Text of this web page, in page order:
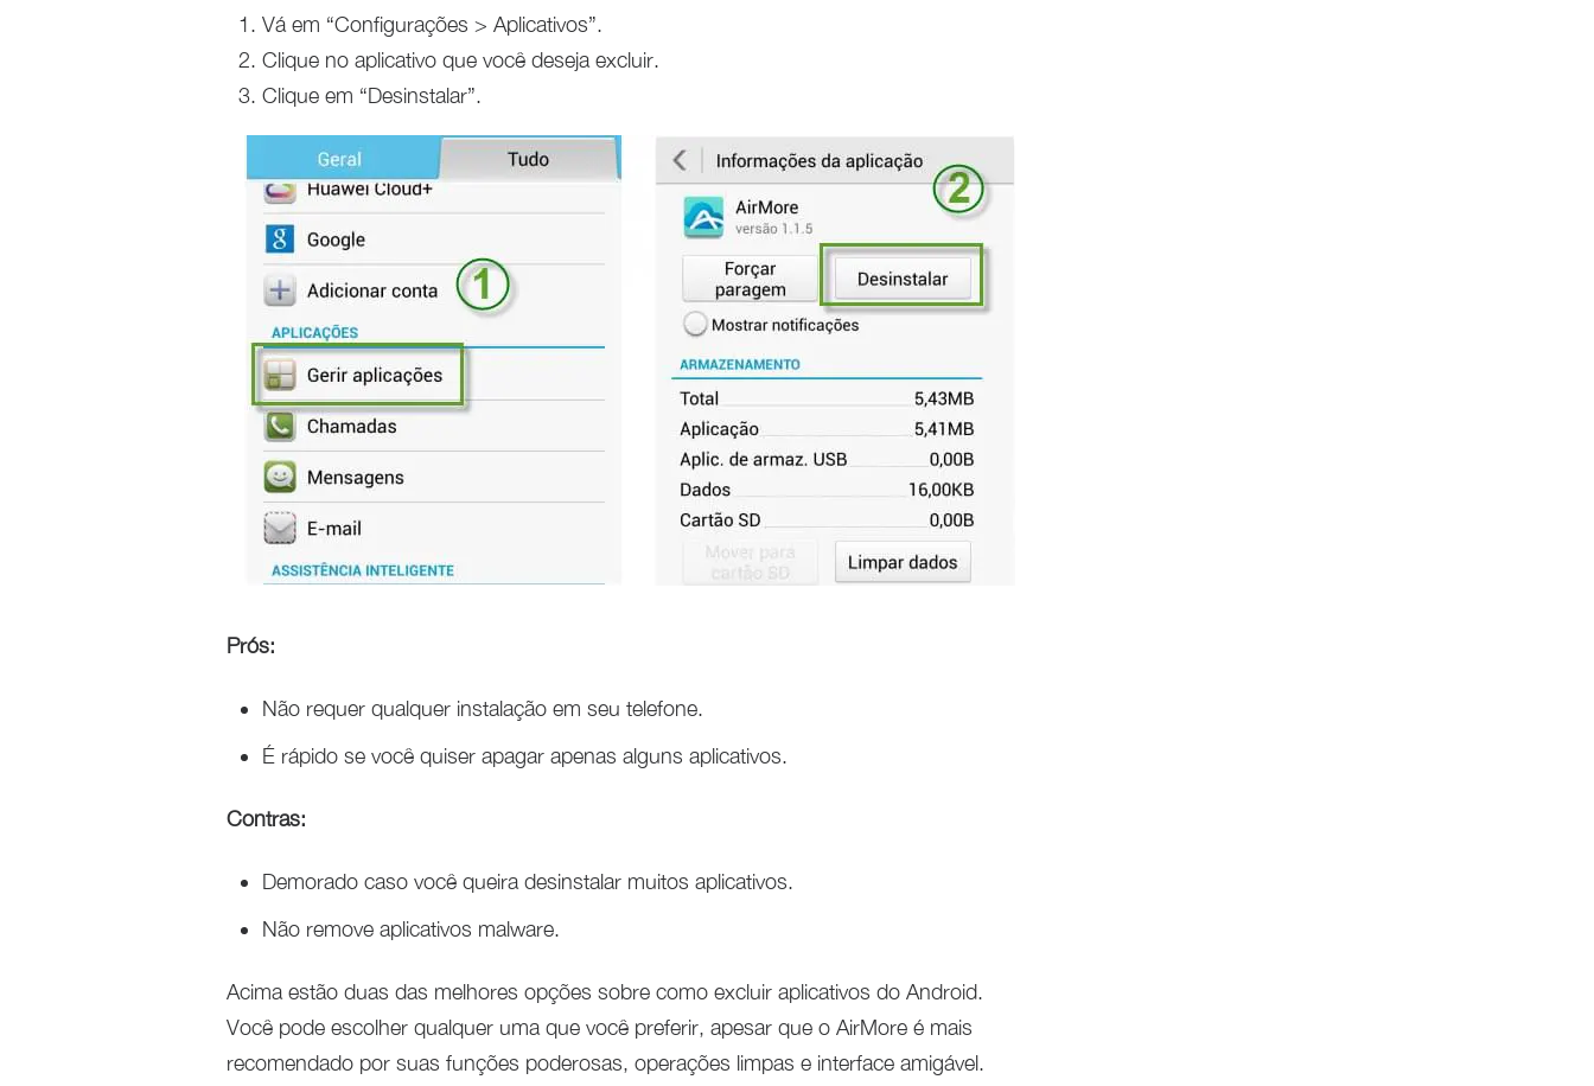
Vá em “Configurações > Aplicativos”.
Clique no aplicativo que você deseja excluir.
Clique em “Desinstalar”.
Prós:
Não requer qualquer instalação em seu telefone.
É rápido se você quiser apagar apenas alguns aplicativos.
Contras:
Demorado caso você queira desinstalar muitos aplicativos.
Não remove aplicativos malware.
Acima estão duas das melhores opções sobre como excluir aplicativos do Android.
Você pode escolher qualquer uma que você preferir, apesar que o AirMore é mais
recomendado por suas funções poderosas, operações limpas e interface amigável.